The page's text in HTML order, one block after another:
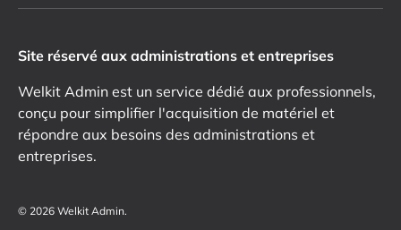
Site réservé aux administrations et entreprises
Welkit Admin est un service dédié aux professionnels,
conçu pour simplifier l'acquisition de matériel et
répondre aux besoins des administrations et
entreprises.
© 2026 Welkit Admin.